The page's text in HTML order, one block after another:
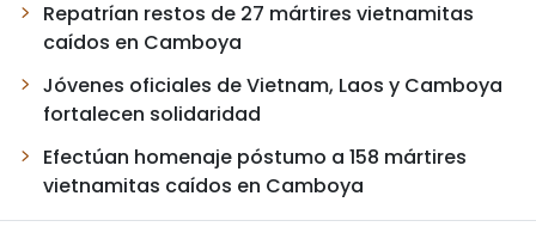
Repatrían restos de 27 mártires vietnamitas
caídos en Camboya
Jóvenes oficiales de Vietnam, Laos y Camboya
fortalecen solidaridad
Efectúan homenaje póstumo a 158 mártires
vietnamitas caídos en Camboya